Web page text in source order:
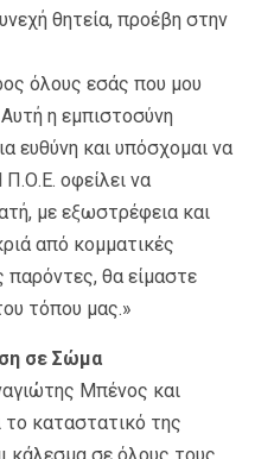
θητεία, προέβη στην
όλους εσάς που μου
η εμπιστοσύνη
ευθύνη και υπόσχομαι να
οφείλει να
με εξωστρέφεια και
από κομματικές
παρόντες, θα είμαστε
τόπου μας.»
σε Σώμα
Μπένος και
καταστατικό της
κάλεσμα σε όλους τους